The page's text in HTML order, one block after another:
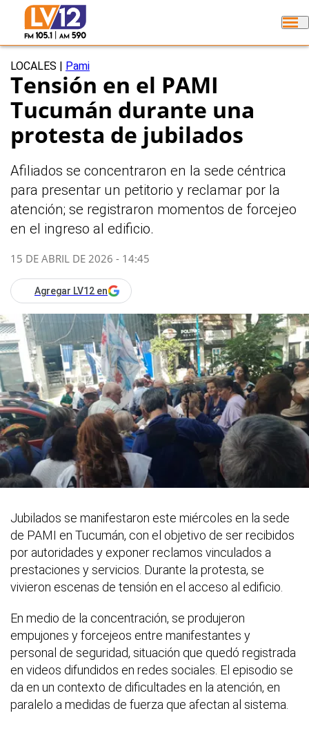
LOCALES Pami
Tensión en el PAMI
Tucumán durante una
protesta de jubilados
Afiliados se concentraron en la sede céntrica
para presentar un petitorio y reclamar por la
atención; se registraron momentos de forcejeo
en el ingreso al edificio.
15 DE ABRIL DE 2026 - 14:45
Agregar LV12 en
Jubilados se manifestaron este miércoles en la sede
de PAMI en Tucumán, con el objetivo de ser recibidos
por autoridades y exponer reclamos vinculados a
prestaciones y servicios. Durante la protesta, se
vivieron escenas de tensión en el acceso al edificio.
En medio de la concentración, se produjeron
empujones y forcejeos entre manifestantes y
personal de seguridad, situación que quedó registrada
en videos difundidos en redes sociales. El episodio se
da en un contexto de dificultades en la atención, en
paralelo a medidas de fuerza que afectan al sistema.